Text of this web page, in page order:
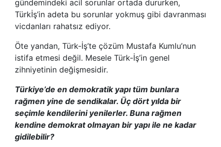
gündemindeki acil sorunlar ortada dururken,
Türkİş’in adeta bu sorunlar yokmuş gibi davranması
vicdanları rahatsız ediyor.
Öte yandan, Türk-İş’te çözüm Mustafa Kumlu’nun
istifa etmesi değil. Mesele Türk-İş’in genel
zihniyetinin değişmesidir.
Türkiye’de en demokratik yapı tüm bunlara
rağmen yine de sendikalar. Üç dört yılda bir
seçimle kendilerini yenilerler. Buna rağmen
kendine demokrat olmayan bir yapı ile ne kadar
gidilebilir?